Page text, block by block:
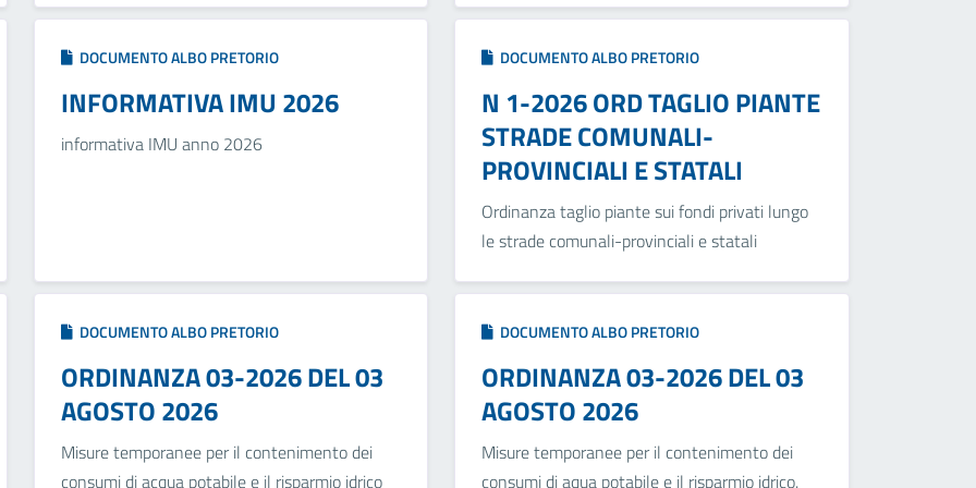
DOCUMENTO ALBO PRETORIO
INFORMATIVA IMU 2026
informativa IMU anno 2026
DOCUMENTO ALBO PRETORIO
N 1-2026 ORD TAGLIO PIANTE
STRADE COMUNALI-
PROVINCIALI E STATALI
Ordinanza taglio piante sui fondi privati lungo
le strade comunali-provinciali e statali
DOCUMENTO ALBO PRETORIO
ORDINANZA 03-2026 DEL 03
AGOSTO 2026
Misure temporanee per il contenimento dei
consumi di acqua potabile e il risparmio idrico
DOCUMENTO ALBO PRETORIO
ORDINANZA 03-2026 DEL 03
AGOSTO 2026
Misure temporanee per il contenimento dei
consumi di aqua potabile e il risparmio idrico.